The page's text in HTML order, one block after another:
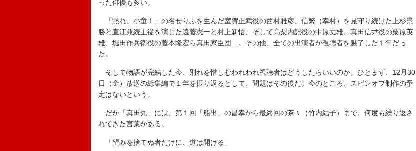
った俳優も多い。
「黙れ、小童！」の名せりふを生んだ室賀正武役の西村雅彦、信繁（幸村）を見守り続けた上杉景
勝と直江兼続主従を演じた遠藤憲一と村上新悟、そして高梨内記役の中原丈雄、真田信尹役の栗原英
雄、堀田作兵衛役の藤本隆宏ら真田家臣団…。その他、全ての出演者が視聴者を魅了した１年だっ
た。
そして物語が完結した今、別れを惜しむわれわれ視聴者はどうしたらいいのか。ひとまず、12月30
日（金）放送の総集編で１年を振り返るとして、問題はその後だ。今のところ、スピンオフ制作の予
定はないという。
だが「真田丸」には、第１回「船出」の昌幸から最終回の茶々（竹内結子）まで、何度も繰り返さ
れてきた言葉がある。
「望みを捨てぬ者だけに、道は開ける」